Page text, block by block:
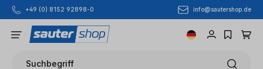
Zum Hauptinhalt springen
+49 (0) 8152 92898-0 info@sautershop.de
Suchbegriff